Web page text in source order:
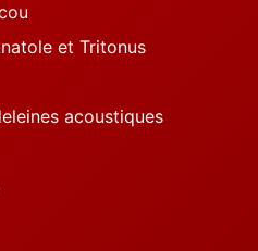
et Tritonus
acoustiques